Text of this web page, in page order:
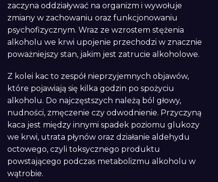
zaczyna oddziaływać na organizm i wywołuje
zmiany w zachowaniu oraz funkcjonowaniu
psychofizycznym. Wraz ze wzrostem stężenia
alkoholu we krwi upojenie przechodzi w znacznie
poważniejszy stan, jakim jest zatrucie alkoholowe.
Z kolei kac to zespół nieprzyjemnych objawów,
które pojawiają się kilka godzin po spożyciu
alkoholu. Do najczęstszych należą ból głowy,
nudności, zmęczenie czy odwodnienie. Przyczyną
kaca jest między innymi spadek poziomu glukozy
we krwi, utrata płynów oraz działanie aldehydu
octowego, czyli toksycznego produktu
powstającego podczas metabolizmu alkoholu w
wątrobie.